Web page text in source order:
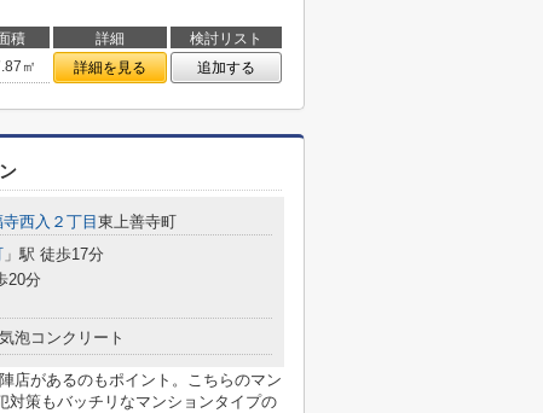
積 詳細
検討リスト
㎡ 詳細を見る 追加する
西入２丁目 東上善寺町
」駅 徒歩17分
20分
泡コンクリート
店があるのもポイント。こちらのマン
対策もバッチリなマンションタイプの